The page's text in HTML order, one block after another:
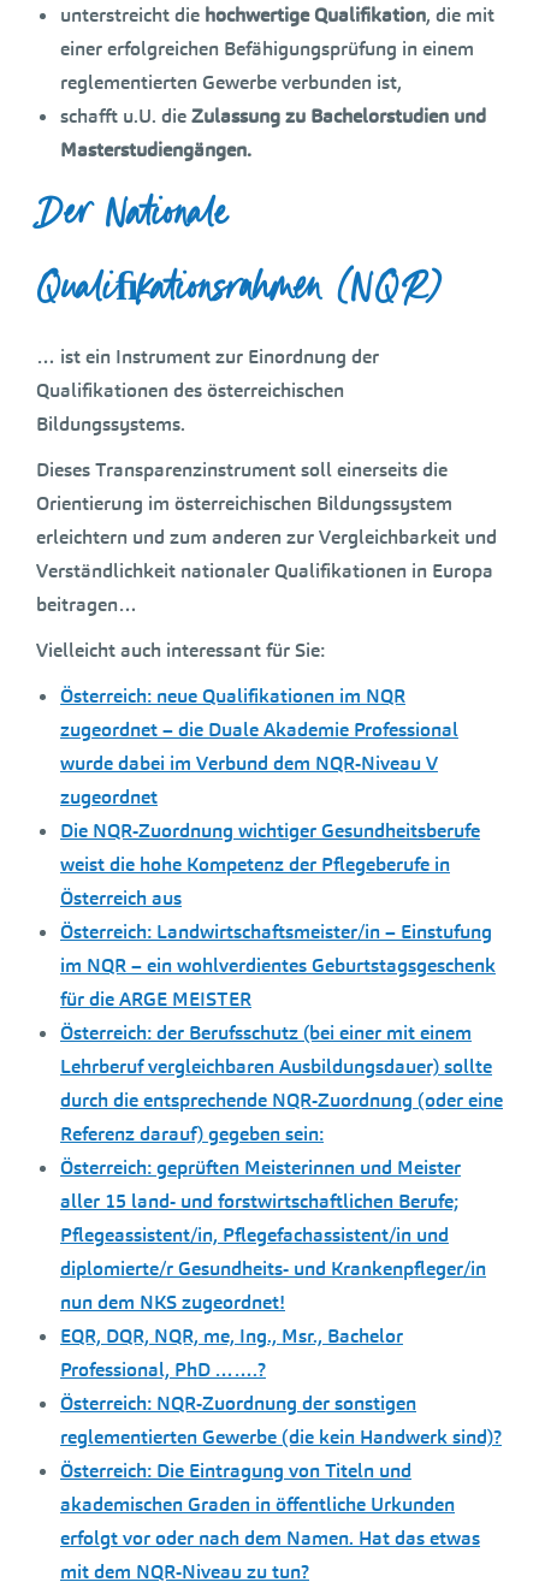
unterstreicht die hochwertige Qualifikation, die mit
einer erfolgreichen Befähigungsprüfung in einem
reglementierten Gewerbe verbunden ist,
schafft u.U. dieZulassung zu Bachelorstudien und
Masterstudiengängen.
Der Nationale
Qualiﬁkationsrahmen (NQR)
… ist ein Instrument zur Einordnung der
Qualifikationen des österreichischen
Bildungssystems.
Dieses Transparenzinstrument soll einerseits die
Orientierung im österreichischen Bildungssystem
erleichtern und zum anderen zur Vergleichbarkeit und
Verständlichkeit nationaler Qualifikationen in Europa
beitragen…
Vielleicht auch interessant für Sie:
Österreich: neue Qualifikationen im NQR
zugeordnet – die Duale Akademie Professional
wurde dabei im Verbund dem NQR-Niveau V
zugeordnet
Die NQR-Zuordnung wichtiger Gesundheitsberufe
weist die hohe Kompetenz der Pflegeberufe in
Österreich aus
Österreich: Landwirtschaftsmeister/in – Einstufung
im NQR – ein wohlverdientes Geburtstagsgeschenk
für die ARGE MEISTER
Österreich: der Berufsschutz (bei einer mit einem
Lehrberuf vergleichbaren Ausbildungsdauer) sollte
durch die entsprechende NQR-Zuordnung (oder eine
Referenz darauf) gegeben sein:
Österreich: geprüften Meisterinnen und Meister
aller 15 land- und forstwirtschaftlichen Berufe;
Pflegeassistent/in, Pflegefachassistent/in und
diplomierte/r Gesundheits- und Krankenpfleger/in
nun dem NKS zugeordnet!
EQR, DQR, NQR, me, Ing., Msr., Bachelor
Professional, PhD …….?
Österreich: NQR-Zuordnung der sonstigen
reglementierten Gewerbe (die kein Handwerk sind)?
Österreich: Die Eintragung von Titeln und
akademischen Graden in öffentliche Urkunden
erfolgt vor oder nach dem Namen. Hat das etwas
mit dem NQR-Niveau zu tun?